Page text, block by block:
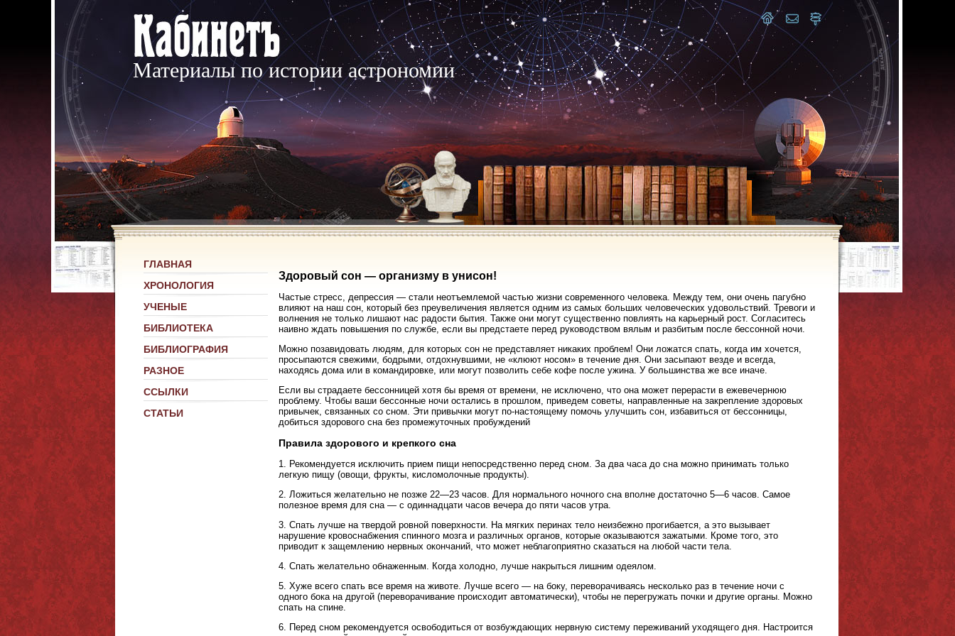
Материалы по истории астрономии
ГЛАВНАЯ
ХРОНОЛОГИЯ
УЧЕНЫЕ
БИБЛИОТЕКА
БИБЛИОГРАФИЯ
РАЗНОЕ
ССЫЛКИ
СТАТЬИ
Здоровый сон — организму в унисон!
Частые стресс, депрессия — стали неотъемлемой частью жизни современного человека. Между тем, они очень пагубно
влияют на наш сон, который без преувеличения является одним из самых больших человеческих удовольствий. Тревоги и
волнения не только лишают нас радости бытия. Также они могут существенно повлиять на карьерный рост. Согласитесь
наивно ждать повышения по службе, если вы предстаете перед руководством вялым и разбитым после бессонной ночи.
Можно позавидовать людям, для которых сон не представляет никаких проблем! Они ложатся спать, когда им хочется,
просыпаются свежими, бодрыми, отдохнувшими, не «клюют носом» в течение дня. Они засыпают везде и всегда,
находясь дома или в командировке, или могут позволить себе кофе после ужина. У большинства же все иначе.
Если вы страдаете бессонницей хотя бы время от времени, не исключено, что она может перерасти в ежевечернюю
проблему. Чтобы ваши бессонные ночи остались в прошлом, приведем советы, направленные на закрепление здоровых
привычек, связанных со сном. Эти привычки могут по-настоящему помочь улучшить сон, избавиться от бессонницы,
добиться здорового сна без промежуточных пробуждений
Правила здорового и крепкого сна
1. Рекомендуется исключить прием пищи непосредственно перед сном. За два часа до сна можно принимать только
легкую пищу (овощи, фрукты, кисломолочные продукты).
2. Ложиться желательно не позже 22—23 часов. Для нормального ночного сна вполне достаточно 5—6 часов. Самое
полезное время для сна — с одиннадцати часов вечера до пяти часов утра.
3. Спать лучше на твердой ровной поверхности. На мягких перинах тело неизбежно прогибается, а это вызывает
нарушение кровоснабжения спинного мозга и различных органов, которые оказываются зажатыми. Кроме того, это
приводит к защемлению нервных окончаний, что может неблагоприятно сказаться на любой части тела.
4. Спать желательно обнаженным. Когда холодно, лучше накрыться лишним одеялом.
5. Хуже всего спать все время на животе. Лучше всего — на боку, переворачиваясь несколько раз в течение ночи с
одного бока на другой (переворачивание происходит автоматически), чтобы не перегружать почки и другие органы. Можно
спать на спине.
6. Перед сном рекомендуется освободиться от возбуждающих нервную систему переживаний уходящего дня. Настроится